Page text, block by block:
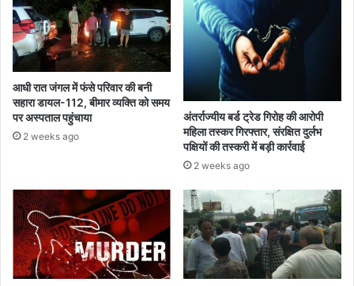
रहित
चूल्हे
का
किया
वितरण
आधी रात जंगल में फंसे परिवार की बनी
सहारा डायल-112, बीमार व्यक्ति को समय
पर अस्पताल पहुंचाया
2 weeks ago
अंतर्राज्यीय बर्ड ट्रेड गिरोह की आरोपी
महिला तस्कर गिरफ्तार, संरक्षित दुर्लभ
पक्षियों की तस्करी में बड़ी कार्रवाई
2 weeks ago